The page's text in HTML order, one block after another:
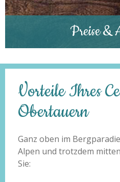
Preise &
Vorteile Ihres
Obertauern
Ganz oben im
Alpen und trotzdem
Sie: